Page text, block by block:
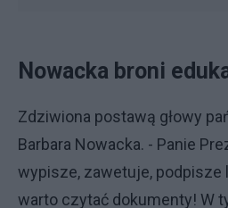
Nowacka broni
Zdziwiona postawą głowy
Barbara Nowacka. - Panie
wypisze, zawetuje, podpisze
warto czytać dokumenty! W